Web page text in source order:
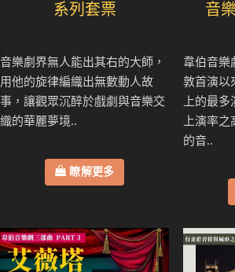
系列套票
音樂劇界無人能出其右的大師，
用他的旋律編織出無數動人故
事，讓觀眾沉醉於戲劇與音樂交
織的華麗夢境..
瞭解更多
音
韋伯音樂
敦首演以
上的最
上演率
的音..